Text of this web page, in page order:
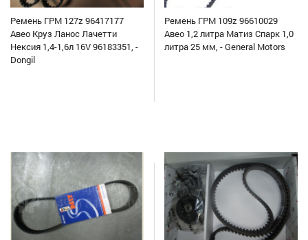
Ремень ГРМ 127z 96417177
Авео Круз Ланос Лачетти
Нексия 1,4-1,6л 16V 96183351, -
Dongil
Ремень ГРМ 109z 96610029
Авео 1,2 литра Матиз Спарк 1,0
литра 25 мм, - General Motors